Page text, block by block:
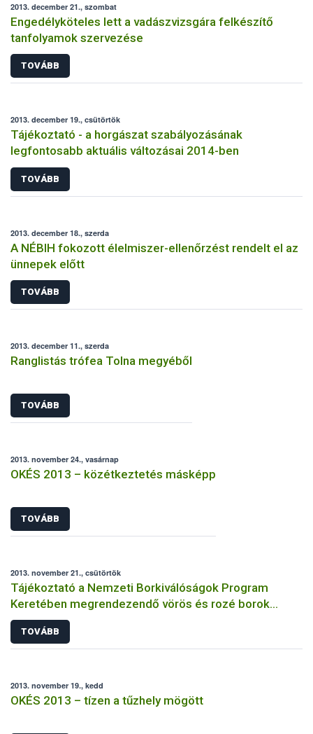
2013. december 21., szombat
Engedélyköteles lett a vadászvizsgára felkészítő
tanfolyamok szervezése
TOVÁBB
2013. december 19., csütörtök
Tájékoztató - a horgászat szabályozásának
legfontosabb aktuális változásai 2014-ben
TOVÁBB
2013. december 18., szerda
A NÉBIH fokozott élelmiszer-ellenőrzést rendelt el az
ünnepek előtt
TOVÁBB
2013. december 11., szerda
Ranglistás trófea Tolna megyéből
TOVÁBB
2013. november 24., vasárnap
OKÉS 2013 – közétkeztetés másképp
TOVÁBB
2013. november 21., csütörtök
Tájékoztató a Nemzeti Borkiválóságok Program
Keretében megrendezendő vörös és rozé borok
Országkóstolójáról és a jelentkezés feltételeiről
TOVÁBB
2013. november 19., kedd
OKÉS 2013 – tízen a tűzhely mögött